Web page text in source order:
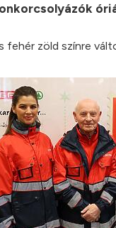
fehér zöld színre